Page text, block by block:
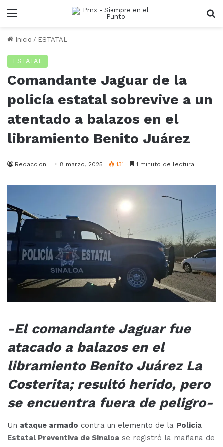
Menu
Inicio / ESTATAL
ESTATAL
Comandante Jaguar de la
policía estatal sobrevive a un
atentado a balazos en el
libramiento Benito Juárez
Redaccion 8 marzo, 2025 131 1 minuto de lectura
-El comandante Jaguar fue
atacado a balazos en el
libramiento Benito Juárez La
Costerita; resultó herido, pero
se encuentra fuera de peligro-
Un ataque armado contra un elemento de la Policía
Estatal Preventiva de Sinaloa se registró la mañana de